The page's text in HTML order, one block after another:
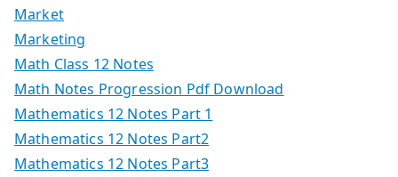
Market
Marketing
Math Class 12 Notes
Math Notes Progression Pdf Download
Mathematics 12 Notes Part 1
Mathematics 12 Notes Part2
Mathematics 12 Notes Part3